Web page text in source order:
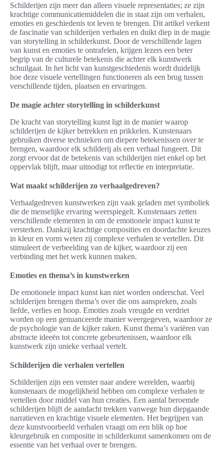
Schilderijen zijn meer dan alleen visuele representaties; ze zijn
krachtige communicatiemiddelen die in staat zijn om verhalen,
emoties en geschiedenis tot leven te brengen. Dit artikel verkent
de fascinatie van schilderijen verhalen en duikt diep in de magie
van storytelling in schilderkunst. Door de verschillende lagen
van kunst en emoties te ontrafelen, krijgen lezers een beter
begrip van de culturele betekenis die achter elk kunstwerk
schuilgaat. In het licht van kunstgeschiedenis wordt duidelijk
hoe deze visuele vertellingen functioneren als een brug tussen
verschillende tijden, plaatsen en ervaringen.
De magie achter storytelling in schilderkunst
De kracht van storytelling kunst ligt in de manier waarop
schilderijen de kijker betrekken en prikkelen. Kunstenaars
gebruiken diverse technieken om diepere betekenissen over te
brengen, waardoor elk schilderij als een verhaal fungeert. Dit
zorgt ervoor dat de betekenis van schilderijen niet enkel op het
oppervlak blijft, maar uitnodigt tot reflectie en interpretatie.
Wat maakt schilderijen zo verhaalgedreven?
Verhaalgedreven kunstwerken zijn vaak geladen met symboliek
die de menselijke ervaring weerspiegelt. Kunstenaars zetten
verschillende elementen in om de emotionele impact kunst te
versterken. Dankzij krachtige composities en doordachte keuzes
in kleur en vorm weten zij complexe verhalen te vertellen. Dit
stimuleert de verbeelding van de kijker, waardoor zij een
verbinding met het werk kunnen maken.
Emoties en thema’s in kunstwerken
De emotionele impact kunst kan niet worden onderschat. Veel
schilderijen brengen thema’s over die ons aanspreken, zoals
liefde, verlies en hoop. Emoties zoals vreugde en verdriet
worden op een genuanceerde manier weergegeven, waardoor ze
de psychologie van de kijker raken. Kunst thema’s variëren van
abstracte ideeën tot concrete gebeurtenissen, waardoor elk
kunstwerk zijn unieke verhaal vertelt.
Schilderijen die verhalen vertellen
Schilderijen zijn een venster naar andere werelden, waarbij
kunstenaars de mogelijkheid hebben om complexe verhalen te
vertellen door middel van hun creaties. Een aantal beroemde
schilderijen blijft de aandacht trekken vanwege hun diepgaande
narratieven en krachtige visuele elementen. Het begrijpen van
deze kunstvoorbeeld verhalen vraagt om een blik op hoe
kleurgebruik en compositie in schilderkunst samenkomen om de
essentie van het verhaal over te brengen.